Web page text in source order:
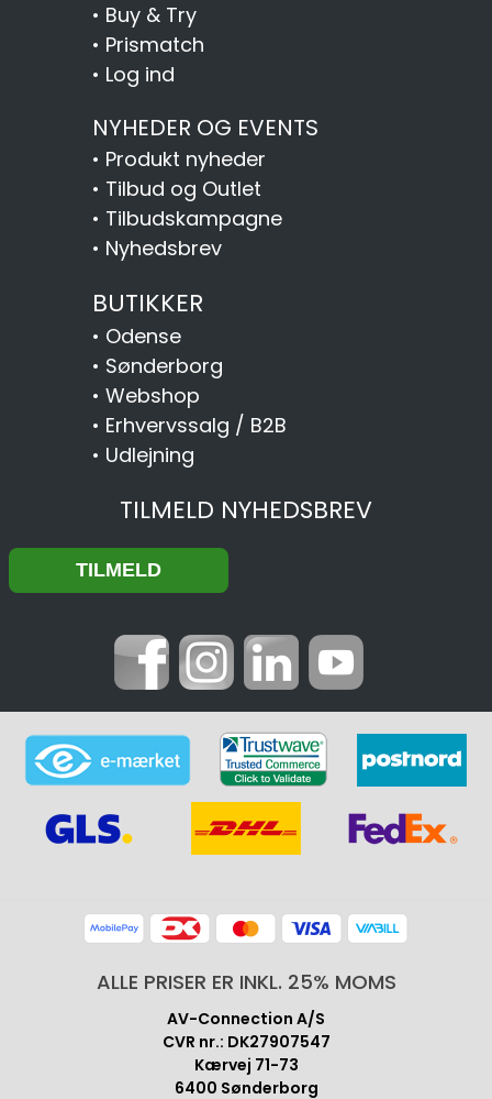
• Buy & Try
• Prismatch
• Log ind
NYHEDER OG EVENTS
• Produkt nyheder
• Tilbud og Outlet
• Tilbudskampagne
• Nyhedsbrev
BUTIKKER
• Odense
• Sønderborg
• Webshop
• Erhvervssalg / B2B
• Udlejning
TILMELD NYHEDSBREV
ALLE PRISER ER INKL. 25% MOMS
AV-Connection A/S
CVR nr.: DK27907547
Kærvej 71-73
6400 Sønderborg